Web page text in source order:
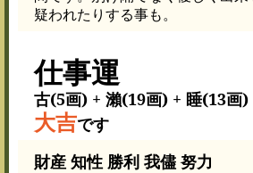
疑われたりする事も。
仕事運
古(5画) + 瀨(19画) + 睡(13画)
大吉です
財産 知性 勝利 我儘 努力